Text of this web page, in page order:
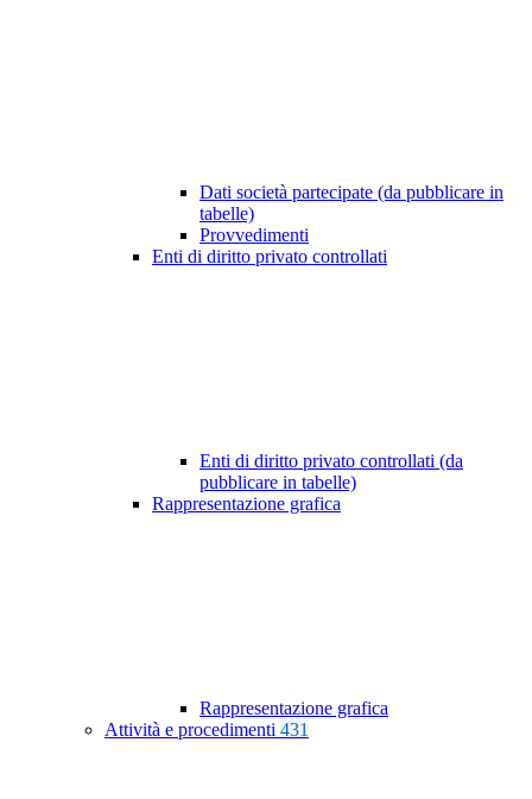
Dati società partecipate (da pubblicare in
tabelle)
Provvedimenti
Enti di diritto privato controllati
Enti di diritto privato controllati (da
pubblicare in tabelle)
Rappresentazione grafica
Rappresentazione grafica
Attività e procedimenti 431